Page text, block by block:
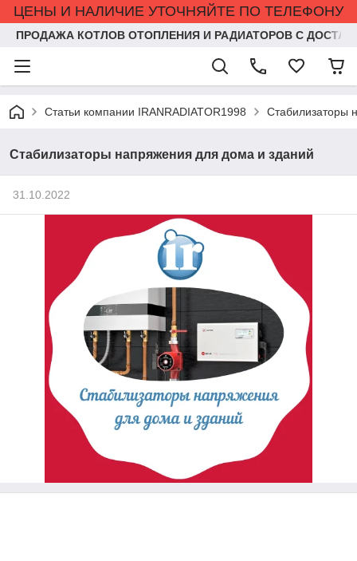
ЦЕНЫ И НАЛИЧИЕ УТОЧНЯЙТЕ ПО ТЕЛЕФОНУ
ПРОДАЖА КОТЛОВ ОТОПЛЕНИЯ И РАДИАТОРОВ С
Статьи компании IRANRADIATOR1998 Стабилизаторы
Стабилизаторы напряжения для дома и зданий
31.10.2022